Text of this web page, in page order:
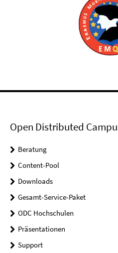
Open Distributed
Beratung
Content-Pool
Downloads
Gesamt-Service-Paket
ODC Hochschulen
Präsentationen
Support